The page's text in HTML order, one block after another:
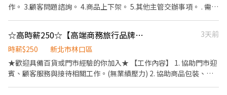
作。 3.顧客問題諮詢。 4.商品上下架。 5.其他主管交辦事項。 . 需求
截圖此貼文詢問
☆高時薪250☆【高端商務旅行品牌：林口三井門市長期PT】| RFS_289
3天前
時薪$250
新北市林口區
★歡迎具備百貨或門市經驗的你加入★ 【工作內容】 1. 協助門市迎
賓、顧客服務與接待相關工作。(無業績壓力) 2. 協助商品包裝、陳